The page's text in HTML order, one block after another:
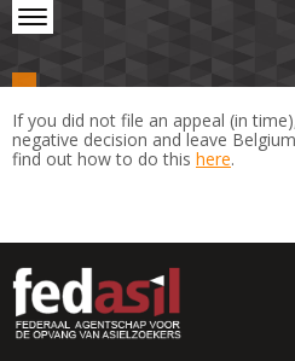
Skip
to
content
Skip to main content
If you did not file an appeal (in
negative decision and leave
find out how to do this here.